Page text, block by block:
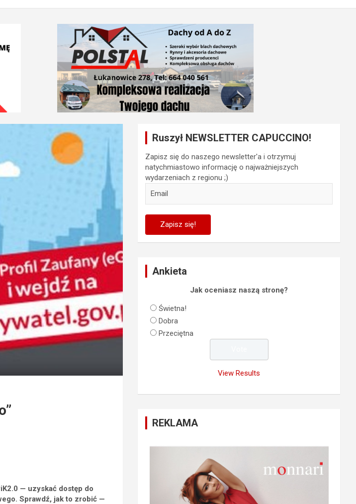
— uzyskać dostęp do
Sprawdź, jak to zrobić —
Ruszył NEWSLETTER CAPUCCINO!
Zapisz się do naszego newsletter'a i otrzymuj
natychmiastowo informację o najważniejszych
wydarzeniach z regionu ;)
Ankieta
Jak oceniasz naszą stronę?
Świetna!
Dobra
Przeciętna
View Results
REKLAMA